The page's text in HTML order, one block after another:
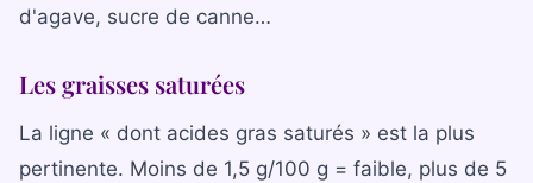
d'agave, sucre de canne…
Les graisses saturées
La ligne « dont acides gras saturés » est la plus
pertinente. Moins de 1,5 g/100 g = faible, plus de 5